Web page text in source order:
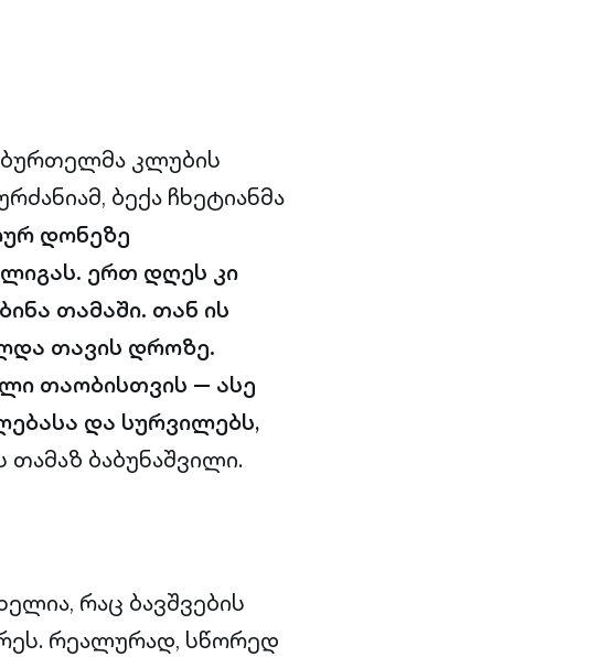
კლუბის
ბექა ჩხეტიანმა
დონეზე
ერთ დღეს კი
თამაში. თან ის
თავის დროზე.
თაობისთვის — ასე
და სურვილებს,
თამაზ ბაბუნაშვილი.
რაც ბავშვების
რეალურად, სწორედ